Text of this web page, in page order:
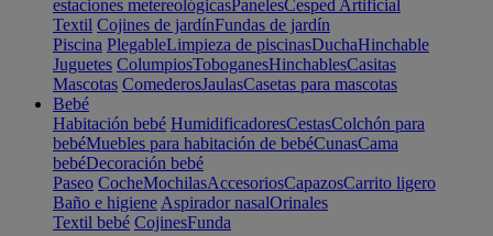
estaciones metereológicasPanelesCesped Artificial
Textil Cojines de jardínFundas de jardín
Piscina PlegableLimpieza de piscinasDuchaHinchable
Juguetes ColumpiosToboganesHinchablesCasitas
Mascotas ComederosJaulasCasetas para mascotas
Bebé
Habitación bebé HumidificadoresCestasColchón para
bebéMuebles para habitación de bebéCunasCama
bebéDecoración bebé
Paseo CocheMochilasAccesoriosCapazosCarrito ligero
Baño e higiene Aspirador nasalOrinales
Textil bebé CojinesFunda